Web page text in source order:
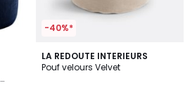
-40%*
LA REDOUTE INTERIEURS
Pouf velours Velvet
4,3
/ 5
7
Couleurs